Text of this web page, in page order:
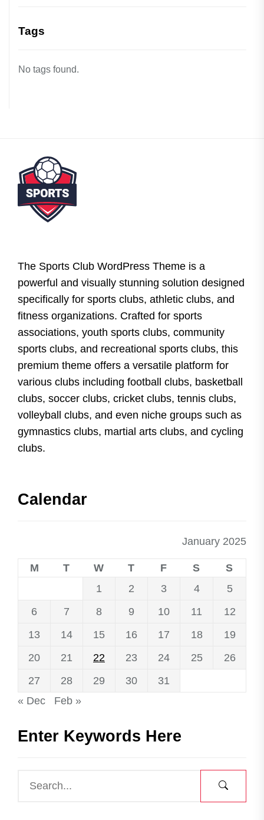
Tags
No tags found.
The Sports Club WordPress Theme is a
powerful and visually stunning solution designed
specifically for sports clubs, athletic clubs, and
fitness organizations. Crafted for sports
associations, youth sports clubs, community
sports clubs, and recreational sports clubs, this
premium theme offers a versatile platform for
various clubs including football clubs, basketball
clubs, soccer clubs, cricket clubs, tennis clubs,
volleyball clubs, and even niche groups such as
gymnastics clubs, martial arts clubs, and cycling
clubs.
Calendar
January 2025
M T W T F S
S
1
2 3 4
5
6
7 8 9 10 11
12
13
14 15 16 17 18
19
20
21 22 23 24 25
26
27
28 29 30
31
« Dec
Feb »
Enter Keywords Here